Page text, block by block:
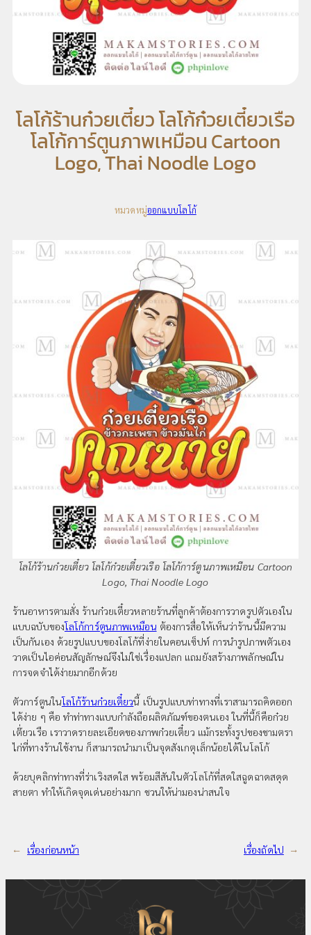
โลโก้ร้านก๋วยเตี๋ยว โลโก้ก๋วยเตี๋ยวเรือ
โลโก้การ์ตูนภาพเหมือน Cartoon
Logo, Thai Noodle Logo
หมวดหมู่ออกแบบโลโก้
โลโก้ร้านก๋วยเตี๋ยว โลโก้ก๋วยเตี๋ยวเรือ โลโก้การ์ตูนภาพเหมือน Cartoon
Logo, Thai Noodle Logo
ร้านอาหารตามสั่ง ร้านก๋วยเตี๋ยวหลายร้านที่ลูกค้าต้องการวาดรูปตัวเองใน
แบบฉบับของโลโก้การ์ตูนภาพเหมือน ต้องการสื่อให้เห็นว่าร้านนี้มีความ
เป็นกันเอง ด้วยรูปแบบของโลโก้ที่ง่ายในคอนเซ็ปท์ การนำรูปภาพตัวเอง
วาดเป็นไอค่อนสัญลักษณ์จึงไม่ใช่เรื่องแปลก แถมยังสร้างภาพลักษณ์ใน
การจดจำได้ง่ายมากอีกด้วย
ตัวการ์ตูนในโลโก้ร้านก๋วยเตี๋ยวนี้ เป็นรูปแบบท่าทางที่เราสามารถคิดออก
ได้ง่าย ๆ คือ ทำท่าทางแบบกำลังถือผลิตภัณฑ์ของตนเอง ในที่นี้ก็คือก๋วย
เต๊่ยวเรือ เราวาดรายละเอียดของภาพก๋วยเตี๋ยว แม้กระท้้งรูปของชามตรา
ไก่ที่ทางร้านใช้งาน ก็สามารถนำมาเป็นจุดสังเกตุเล็กน้อยได้ในโลโก้
ด้วยบุคลิกท่าทางที่ร่าเริงสดใส พร้อมสีสันในตัวโลโก้ที่สดใสฉูดฉาดสดุด
สายตา ทำให้เกิดจุดเด่นอย่างมาก ชวนให้น่ามองน่าสนใจ
← เรื่องก่อนหน้า เรื่องถัดไป →